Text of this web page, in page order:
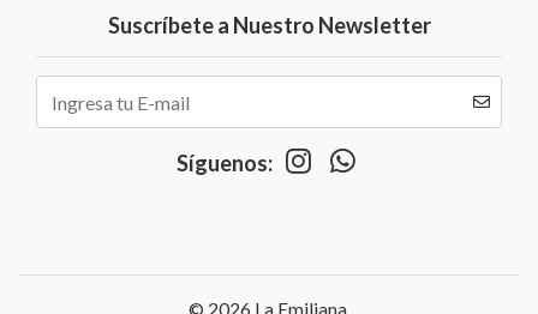
Suscríbete a Nuestro Newsletter
Síguenos:
© 2026 La Emiliana.